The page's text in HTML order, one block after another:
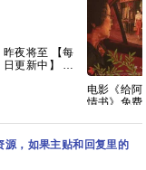
昨夜将至 【每
日更新中】 百
电影《给阿
情书》免费
网盘资源
源，如果主贴和回复里的